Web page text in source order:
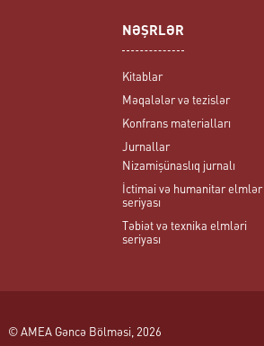
NƏŞRLƏR
Kitablar
Məqalələr və tezislər
Konfrans materialları
Jurnallar
Nizamişünaslıq jurnalı
İctimai və humanitar elmlər
seriyası
Təbiət və texnika elmləri
seriyası
© AMEA Gəncə Bölməsi, 2026